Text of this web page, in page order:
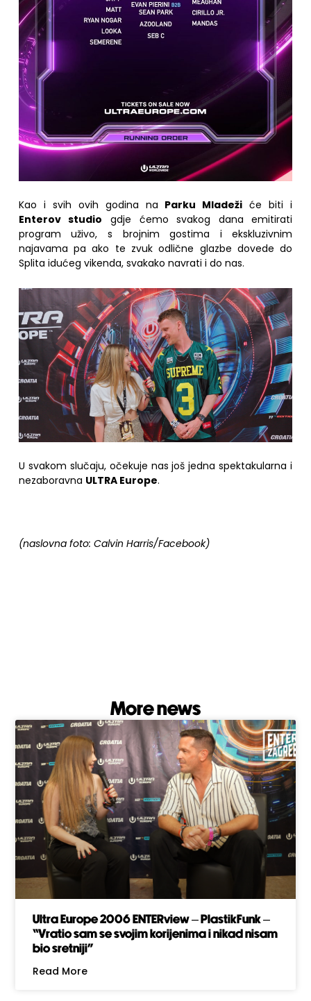
Kao i svih ovih godina na Parku Mladeži će biti i
Enterov studio gdje ćemo svakog dana emitirati
program uživo, s brojnim gostima i ekskluzivnim
najavama pa ako te zvuk odlične glazbe dovede do
Splita idućeg vikenda, svakako navrati i do nas.
U svakom slučaju, očekuje nas još jedna spektakularna i
nezaboravna ULTRA Europe.
(naslovna foto: Calvin Harris/Facebook)
More news
Ultra Europe 2006 ENTERview – PlastikFunk –
“Vratio sam se svojim korijenima i nikad nisam
bio sretniji”
Read More